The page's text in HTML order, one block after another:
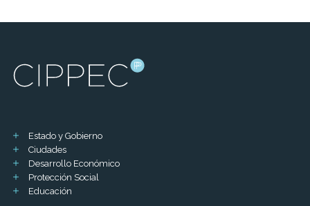
Estado y Gobierno
Ciudades
Desarrollo Económico
Protección Social
Educación